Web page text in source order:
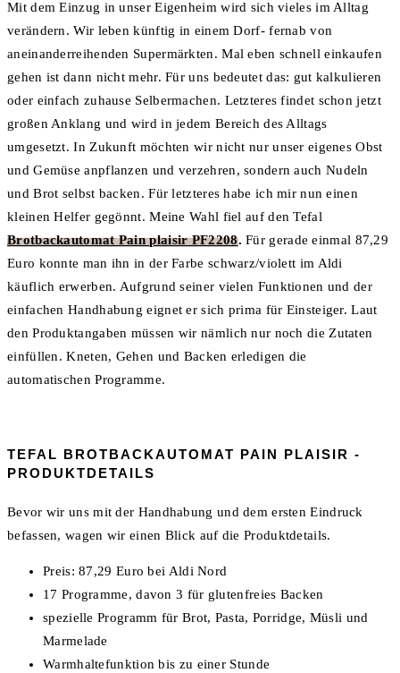
Mit dem Einzug in unser Eigenheim wird sich vieles im Alltag
verändern. Wir leben künftig in einem Dorf- fernab von
aneinanderreihenden Supermärkten. Mal eben schnell einkaufen
gehen ist dann nicht mehr. Für uns bedeutet das: gut kalkulieren
oder einfach zuhause Selbermachen. Letzteres findet schon jetzt
großen Anklang und wird in jedem Bereich des Alltags
umgesetzt. In Zukunft möchten wir nicht nur unser eigenes Obst
und Gemüse anpflanzen und verzehren, sondern auch Nudeln
und Brot selbst backen. Für letzteres habe ich mir nun einen
kleinen Helfer gegönnt. Meine Wahl fiel auf den Tefal
Brotbackautomat Pain plaisir PF2208. Für gerade einmal 87,29
Euro konnte man ihn in der Farbe schwarz/violett im Aldi
käuflich erwerben. Aufgrund seiner vielen Funktionen und der
einfachen Handhabung eignet er sich prima für Einsteiger. Laut
den Produktangaben müssen wir nämlich nur noch die Zutaten
einfüllen. Kneten, Gehen und Backen erledigen die
automatischen Programme.
TEFAL BROTBACKAUTOMAT PAIN PLAISIR -
PRODUKTDETAILS
Bevor wir uns mit der Handhabung und dem ersten Eindruck
befassen, wagen wir einen Blick auf die Produktdetails.
Preis: 87,29 Euro bei Aldi Nord
17 Programme, davon 3 für glutenfreies Backen
spezielle Programm für Brot, Pasta, Porridge, Müsli und
Marmelade
Warmhaltefunktion bis zu einer Stunde